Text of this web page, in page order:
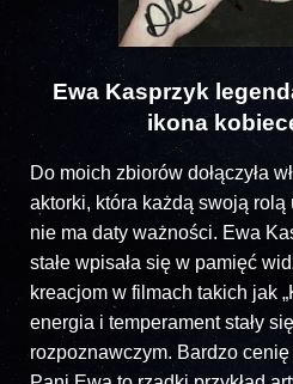
Ewa Kasprzyk
ikona
Do moich zbiorów dołączyła
aktorki, która każdą swoją
nie ma daty ważności. Ewa
stałe wpisała się w pamięć
kreacjom w filmach takich jak
energia i temperament stały
rozpoznawczym. Bardzo